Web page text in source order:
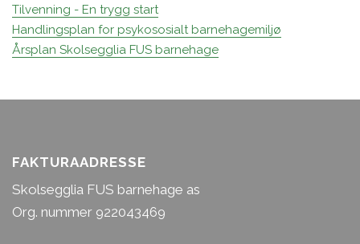
Tilvenning - En trygg start
Handlingsplan for psykososialt barnehagemiljø
Årsplan Skolsegglia FUS barnehage
FAKTURAADRESSE
Skolsegglia FUS barnehage as
Org. nummer 922043469